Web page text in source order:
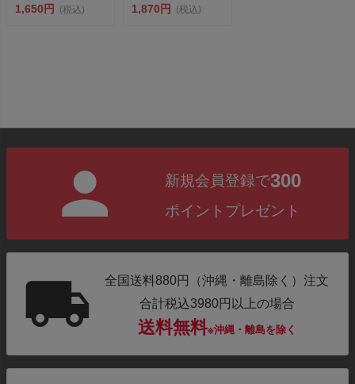
<br>金属レ...
1,650円 (税込) 1,870円 (税込)
新規会員登録で300
ポイントプレゼント
全国送料880円（沖縄・離島除く）注文
合計税込3980円以上の場合
送料無料※沖縄・離島を除く